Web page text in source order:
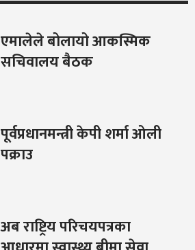
एमालेले बोलायो आकस्मिक
सचिवालय बैठक
पूर्वप्रधानमन्त्री केपी शर्मा ओली
पक्राउ
अब राष्ट्रिय परिचयपत्रका